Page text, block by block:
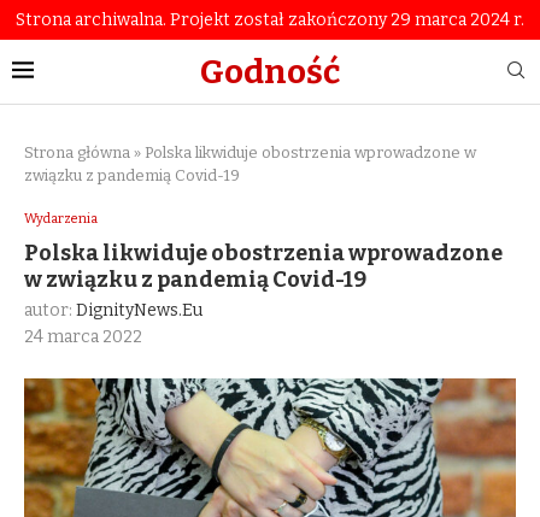
Strona archiwalna. Projekt został zakończony 29 marca 2024 r.
Godność
Strona główna » Polska likwiduje obostrzenia wprowadzone w
związku z pandemią Covid-19
Wydarzenia
Polska likwiduje obostrzenia wprowadzone
w związku z pandemią Covid-19
autor: DignityNews.eu
24 marca 2022